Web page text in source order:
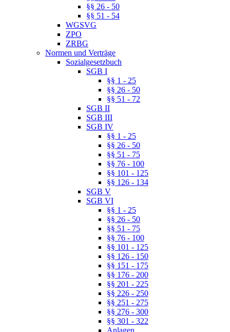
§§ 26 - 50
§§ 51 - 54
WGSVG
ZPO
ZRBG
Normen und Verträge
Sozialgesetzbuch
SGB I
§§ 1 - 25
§§ 26 - 50
§§ 51 - 72
SGB II
SGB III
SGB IV
§§ 1 - 25
§§ 26 - 50
§§ 51 - 75
§§ 76 - 100
§§ 101 - 125
§§ 126 - 134
SGB V
SGB VI
§§ 1 - 25
§§ 26 - 50
§§ 51 - 75
§§ 76 - 100
§§ 101 - 125
§§ 126 - 150
§§ 151 - 175
§§ 176 - 200
§§ 201 - 225
§§ 226 - 250
§§ 251 - 275
§§ 276 - 300
§§ 301 - 322
Anlagen